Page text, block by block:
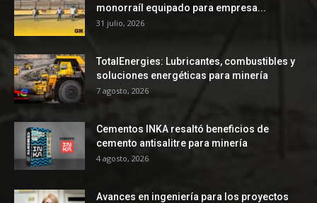
monorraíl equipado para empresa...
31 julio, 2026
TotalEnergies: Lubricantes, combustibles y
soluciones energéticas para minería
7 agosto, 2026
Cementos INKA resaltó beneficios de
cemento antisalitre para minería
4 agosto, 2026
Avances en ingeniería para los proyectos